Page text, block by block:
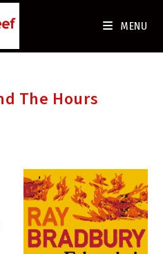
MENU
The Hours